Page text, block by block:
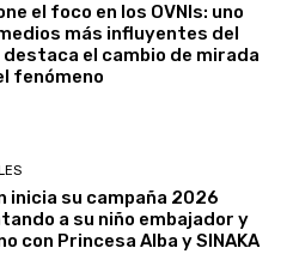
el foco en los OVNIs: uno
más influyentes del
destaca el cambio de mirada
fenómeno
inicia su campaña 2026
a su niño embajador y
con Princesa Alba y SINAKA